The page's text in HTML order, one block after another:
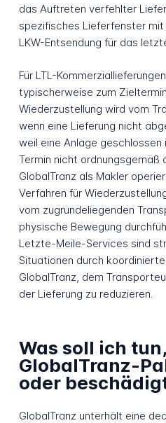
das Auftreten verfehlter
spezifisches Lieferfenster
LKW-Entsendung für das
Für LTL-
typischerweise zum
Wiederzustellung wird vom
wenn eine Lieferung nicht
weil eine Anlage
Termin nicht ordnungsgemäß
GlobalTranz als Makler
Verfahren für
vom zugrundeliegenden
physische Bewegung
Letzte-Meile-Services sind
Situationen durch
GlobalTranz, dem
der Lieferung zu reduzieren.
Was soll ich
GlobalTranz-
oder
GlobalTranz unterhält eine